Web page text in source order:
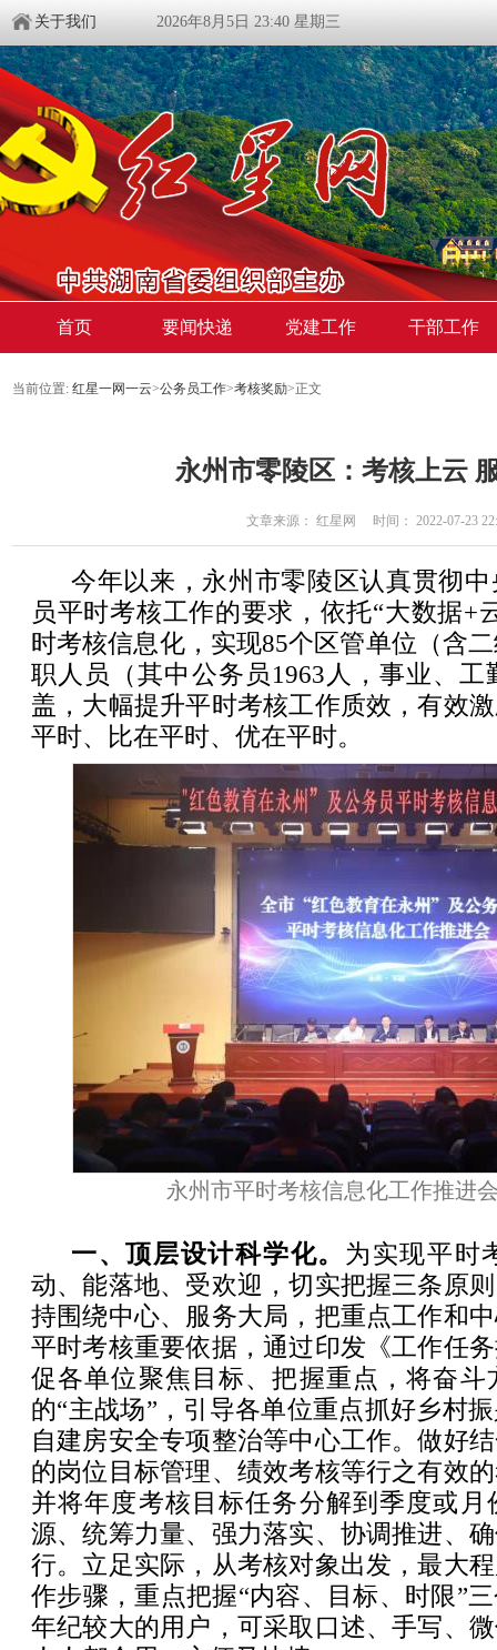
关于我们 2026年8月5日 23:40 星期三
首页 要闻快递 党建工作 干部工作
当前位置: 红星一网一云>公务员工作>考核奖励>正文
永州市零陵区：考核上云
文章来源： 红星网 时间： 2022-07-23
今年以来，永州市零陵区认真贯彻
员平时考核工作的要求，依托“大数据+
时考核信息化，实现85个区管单位（含
职人员（其中公务员1963人，事业、工
盖，大幅提升平时考核工作质效，有效
平时、比在平时、优在平时。
永州市平时考核信息化工作推进
一、顶层设计科学化。 为实现平时
动、能落地、受欢迎，切实把握三条原
持围绕中心、服务大局，把重点工作和
平时考核重要依据，通过印发《工作任
促各单位聚焦目标、把握重点，将奋斗
的“主战场”，引导各单位重点抓好乡村
自建房安全专项整治等中心工作。做好
的岗位目标管理、绩效考核等行之有效
并将年度考核目标任务分解到季度或月
源、统筹力量、强力落实、协调推进、
行。立足实际，从考核对象出发，最大
作步骤，重点把握“内容、目标、时限”
年纪较大的用户，可采取口述、手写、